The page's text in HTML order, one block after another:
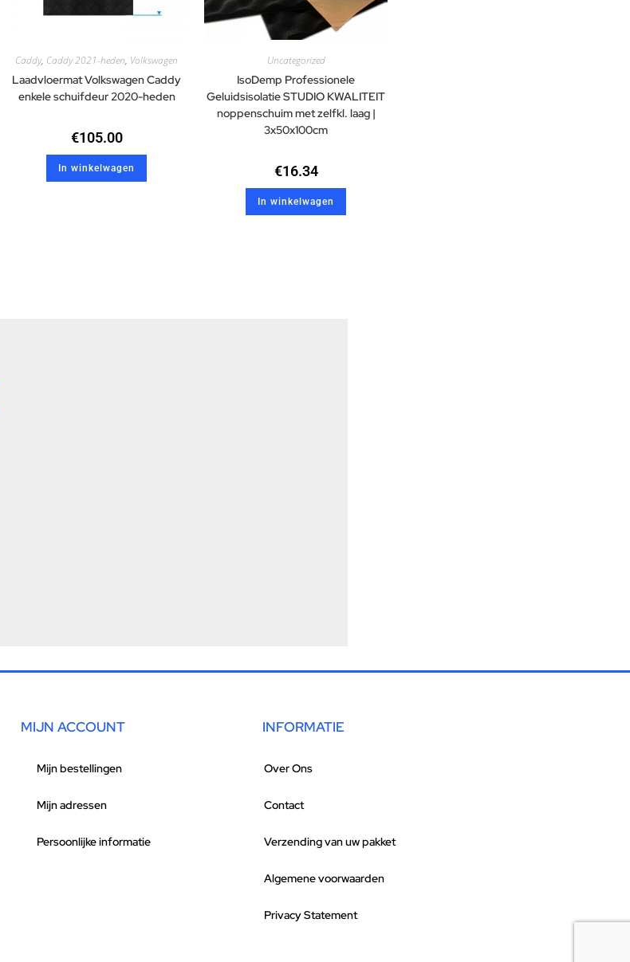
Caddy, Caddy 2021-heden, Volkswagen
Laadvloermat Volkswagen Caddy
enkele schuifdeur 2020-heden
€105.00
In winkelwagen
Uncategorized
IsoDemp Professionele
Geluidsisolatie STUDIO KWALITEIT
noppenschuim met zelfkl. laag |
3x50x100cm
€16.34
In winkelwagen
MIJN ACCOUNT
Mijn bestellingen
Mijn adressen
Persoonlijke informatie
INFORMATIE
Over Ons
Contact
Verzending van uw pakket
Algemene voorwaarden
Privacy Statement